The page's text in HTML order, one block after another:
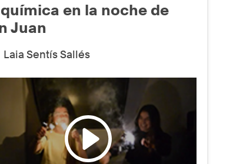
en la noche de
Juan
Laia Sentís Sallés